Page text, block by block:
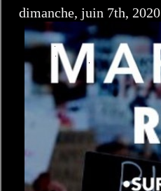
dimanche, juin 7th, 2020